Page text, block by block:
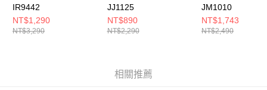
IR9442
NT$1,290
NT$3,290
JJ1125
NT$890
NT$2,290
JM1010
NT$1,743
NT$2,490
相關推薦